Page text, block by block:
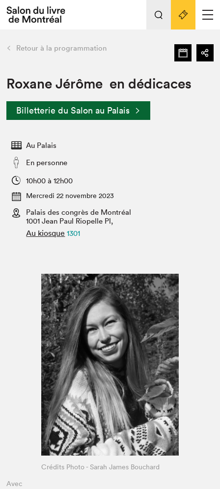
Espace exposant⋅e⋅s
Espace enseignant·e·s
Espace médias
L'événement
Préparer sa visite au Salon
Actualités
SLM PRO
retour Nos activités
Préparer sa visite
Salon dans la ville et en ligne
Projets partenaires
Liens pratiques
Retour à la programmation
Roxane Jérôme en dédicaces
Billetterie du Salon au Palais
Au Palais
En personne
10h00 à 12h00
Mercredi 22 novembre 2023
Palais des congrès de Montréal
1001 Jean Paul Riopelle Pl,
Au kiosque 1301
Avec
Crédits Photo - Sarah James Bouchard